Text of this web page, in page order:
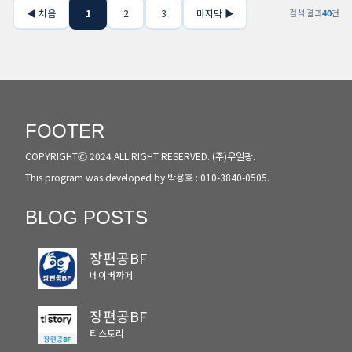
검색 결과40건
FOOTER
COPYRIGHTⒸ 2024 ALL RIGHT RESERVED. (주)우일광.
This program was developed by 박용호 : 010-3840-0505.
BLOG POSTS
장편공BF
네이버까페
장편공BF
티스토리